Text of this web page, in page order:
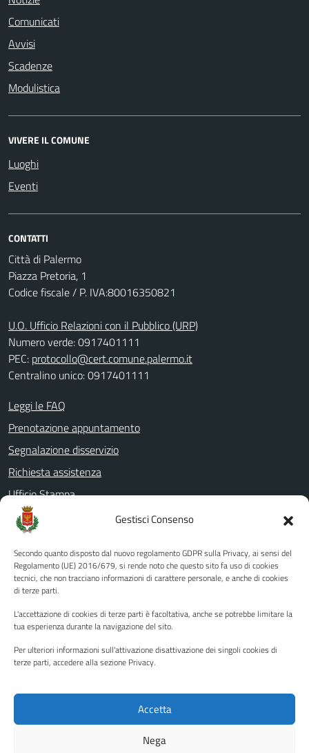
Gestisci Consenso
Secondo quanto disposto dal nuovo regolamento GDPR sulla Privacy, ai sensi del
Regolamento (UE) 2016/679, si rende noto che questo sito fa uso di cookies
tecnici, che non tracciano informazioni di carattere personale, e anche di cookies
di terze parti.
L'accettazione di cookies di terze parti è facoltativa, anche se potrebbe limitare la
tua esperienza durante la navigazione del sito.
Per ulteriori informazioni sull'attivazione disattivazione dei singoli cookies di
terze parti, accedere alla sezione Privacy.
Accetta
Nega
Comunicati
Avvisi
Scadenze
Modulistica
VIVERE IL COMUNE
Luoghi
Eventi
CONTATTI
Città di Palermo
Piazza Pretoria, 1
Codice fiscale / P. IVA:80016350821
U.O. Ufficio Relazioni con il Pubblico (URP)
Numero verde: 0917401111
PEC: protocollo@cert.comune.palermo.it
Centralino unico: 0917401111
Leggi le FAQ
Prenotazione appuntamento
Segnalazione disservizio
Richiesta assistenza
Ufficio Stampa
Amministrazione Trasparente
Albo pretorio
Informativa privacy
Note legali
Piano di miglioramento del sito
Instagram